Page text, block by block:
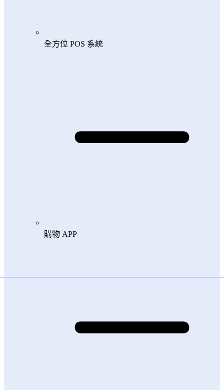
全方位 POS 系統
購物 APP